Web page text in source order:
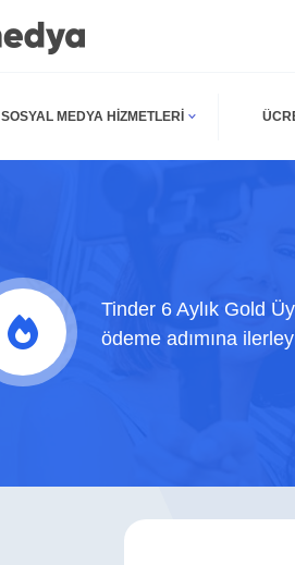
SOSYAL MEDYA HIZMETLERI
Tinder 6 Aylık Gold
ödeme adımına